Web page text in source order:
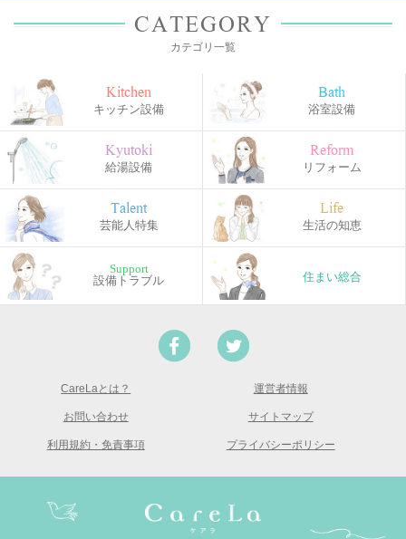
CATEGORY
カテゴリ一覧
Kitchen
キッチン設備
Bath
浴室設備
Kyutoki
給湯設備
Reform
リフォーム
Talent
芸能人特集
Life
生活の知恵
Support
設備トラブル
住まい総合
CareLaとは？ 運営者情報
お問い合わせ サイトマップ
利用規約・免責事項 プライバシーポリシー